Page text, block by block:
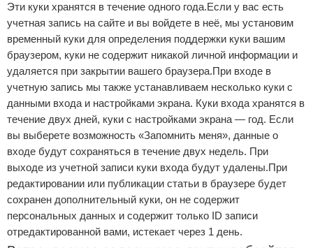
Эти куки хранятся в течение одного года.Если у вас есть
учетная запись на сайте и вы войдете в неё, мы установим
временный куки для определения поддержки куки вашим
браузером, куки не содержит никакой личной информации и
удаляется при закрытии вашего браузера.При входе в
учетную запись мы также устанавливаем несколько куки с
данными входа и настройками экрана. Куки входа хранятся в
течение двух дней, куки с настройками экрана — год. Если
вы выберете возможность «Запомнить меня», данные о
входе будут сохраняться в течение двух недель. При
выходе из учетной записи куки входа будут удалены.При
редактировании или публикации статьи в браузере будет
сохранен дополнительный куки, он не содержит
персональных данных и содержит только ID записи
отредактированной вами, истекает через 1 день.